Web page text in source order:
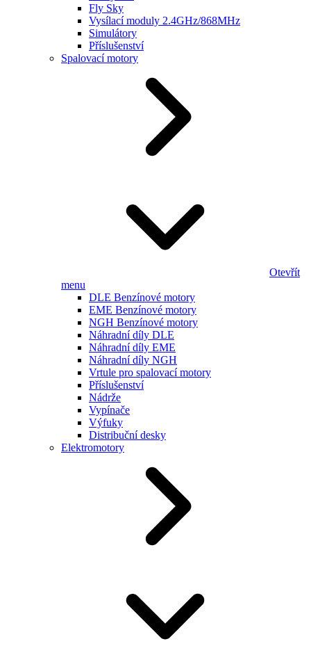
Fly Sky
Vysílací moduly 2.4GHz/868MHz
Simulátory
Příslušenství
Spalovací motory
Otevřít
menu
DLE Benzínové motory
EME Benzínové motory
NGH Benzínové motory
Náhradní díly DLE
Náhradní díly EME
Náhradní díly NGH
Vrtule pro spalovací motory
Příslušenství
Nádrže
Vypínače
Výfuky
Distribuční desky
Elektromotory